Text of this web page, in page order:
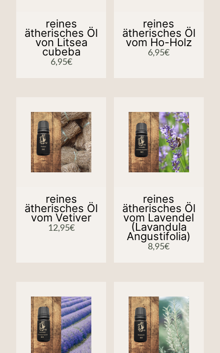
reines
ätherisches Öl
von Litsea
cubeba
6,95€
reines
ätherisches Öl
vom Ho-Holz
6,95€
reines
ätherisches Öl
vom Vetiver
12,95€
reines
ätherisches Öl
vom Lavendel
(Lavandula
Angustifolia)
8,95€